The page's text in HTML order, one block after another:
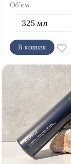
Об`єм
В кошик